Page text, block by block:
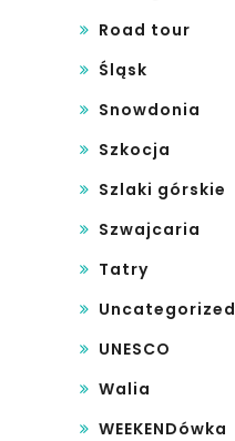
Road tour
Śląsk
Snowdonia
Szkocja
Szlaki górskie
Szwajcaria
Tatry
Uncategorized
UNESCO
Walia
WEEKENDówka